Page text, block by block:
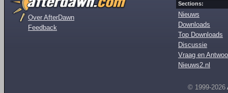
Over AfterDawn
Feedback
Sections:
Nieuws
Downloads
Top Downloads
Discussie
Vraag en
Nieuws2.nl
© 1999-2026